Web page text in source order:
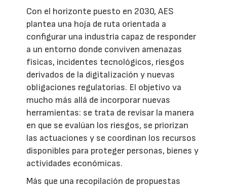
Con el horizonte puesto en 2030, AES
plantea una hoja de ruta orientada a
configurar una industria capaz de responder
a un entorno donde conviven amenazas
físicas, incidentes tecnológicos, riesgos
derivados de la digitalización y nuevas
obligaciones regulatorias. El objetivo va
mucho más allá de incorporar nuevas
herramientas: se trata de revisar la manera
en que se evalúan los riesgos, se priorizan
las actuaciones y se coordinan los recursos
disponibles para proteger personas, bienes y
actividades económicas.
Más que una recopilación de propuestas